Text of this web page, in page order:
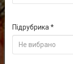
Підрубрика
Не вибрано